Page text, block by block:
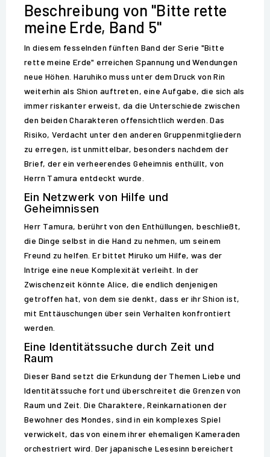
Beschreibung von "Bitte rette
meine Erde, Band 5"
In diesem fesselnden fünften Band der Serie "Bitte
rette meine Erde" erreichen Spannung und Wendungen
neue Höhen. Haruhiko muss unter dem Druck von Rin
weiterhin als Shion auftreten, eine Aufgabe, die sich als
immer riskanter erweist, da die Unterschiede zwischen
den beiden Charakteren offensichtlich werden. Das
Risiko, Verdacht unter den anderen Gruppenmitgliedern
zu erregen, ist unmittelbar, besonders nachdem der
Brief, der ein verheerendes Geheimnis enthüllt, von
Herrn Tamura entdeckt wurde.
Ein Netzwerk von Hilfe und
Geheimnissen
Herr Tamura, berührt von den Enthüllungen, beschließt,
die Dinge selbst in die Hand zu nehmen, um seinem
Freund zu helfen. Er bittet Miruko um Hilfe, was der
Intrige eine neue Komplexität verleiht. In der
Zwischenzeit könnte Alice, die endlich denjenigen
getroffen hat, von dem sie denkt, dass er ihr Shion ist,
mit Enttäuschungen über sein Verhalten konfrontiert
werden.
Eine Identitätssuche durch Zeit und
Raum
Dieser Band setzt die Erkundung der Themen Liebe und
Identitätssuche fort und überschreitet die Grenzen von
Raum und Zeit. Die Charaktere, Reinkarnationen der
Bewohner des Mondes, sind in ein komplexes Spiel
verwickelt, das von einem ihrer ehemaligen Kameraden
orchestriert wird. Der japanische Lesesinn bereichert